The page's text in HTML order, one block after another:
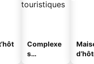
Complexe
s